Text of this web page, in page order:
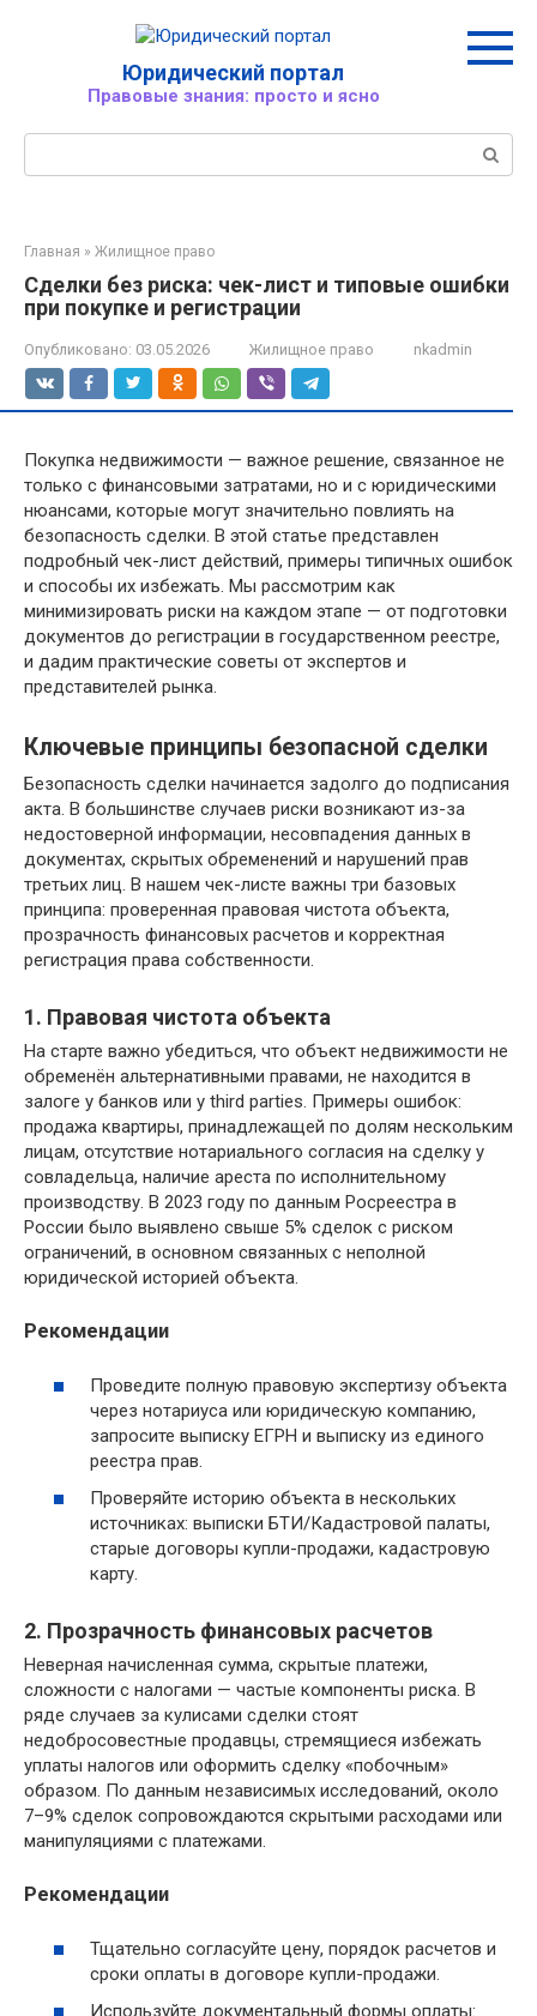
Юридический портал
Правовые знания: просто и ясно
Главная » Жилищное право
Сделки без риска: чек-лист и типовые ошибки
при покупке и регистрации
Опубликовано: 03.05.2026 Жилищное право nkadmin
Покупка недвижимости — важное решение, связанное не
только с финансовыми затратами, но и с юридическими
нюансами, которые могут значительно повлиять на
безопасность сделки. В этой статье представлен
подробный чек-лист действий, примеры типичных ошибок
и способы их избежать. Мы рассмотрим как
минимизировать риски на каждом этапе — от подготовки
документов до регистрации в государственном реестре,
и дадим практические советы от экспертов и
представителей рынка.
Ключевые принципы безопасной сделки
Безопасность сделки начинается задолго до подписания
акта. В большинстве случаев риски возникают из-за
недостоверной информации, несовпадения данных в
документах, скрытых обременений и нарушений прав
третьих лиц. В нашем чек-листе важны три базовых
принципа: проверенная правовая чистота объекта,
прозрачность финансовых расчетов и корректная
регистрация права собственности.
1. Правовая чистота объекта
На старте важно убедиться, что объект недвижимости не
обременён альтернативными правами, не находится в
залоге у банков или у third parties. Примеры ошибок:
продажа квартиры, принадлежащей по долям нескольким
лицам, отсутствие нотариального согласия на сделку у
совладельца, наличие ареста по исполнительному
производству. В 2023 году по данным Росреестра в
России было выявлено свыше 5% сделок с риском
ограничений, в основном связанных с неполной
юридической историей объекта.
Рекомендации
Проведите полную правовую экспертизу объекта
через нотариуса или юридическую компанию,
запросите выписку ЕГРН и выписку из единого
реестра прав.
Проверяйте историю объекта в нескольких
источниках: выписки БТИ/Кадастровой палаты,
старые договоры купли-продажи, кадастровую
карту.
2. Прозрачность финансовых расчетов
Неверная начисленная сумма, скрытые платежи,
сложности с налогами — частые компоненты риска. В
ряде случаев за кулисами сделки стоят
недобросовестные продавцы, стремящиеся избежать
уплаты налогов или оформить сделку «побочным»
образом. По данным независимых исследований, около
7–9% сделок сопровождаются скрытыми расходами или
манипуляциями с платежами.
Рекомендации
Тщательно согласуйте цену, порядок расчетов и
сроки оплаты в договоре купли-продажи.
Используйте документальный формы оплаты: